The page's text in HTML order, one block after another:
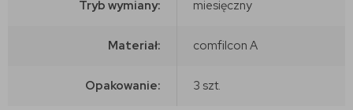
Tryb wymiany: miesięczny
Materiał: comfilcon A
Opakowanie: 3 szt.